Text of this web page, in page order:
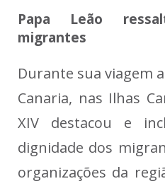
Papa Leão
migrantes
Durante sua viagem
Canaria, nas Ilhas
XIV destacou e
dignidade dos
organizações da